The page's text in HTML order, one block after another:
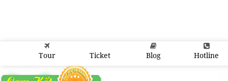
1,350,000
Tour đang có giảm giá đến -11 %
Tour Ticket Blog Hotline